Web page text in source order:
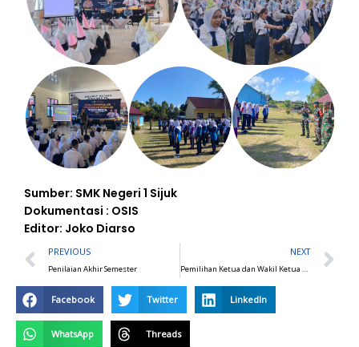
Sumber: SMK Negeri 1 Sijuk
Dokumentasi : OSIS
Editor: Joko Diarso
Prev
PREVIOUS
Penilaian Akhir Semester
NEXT
Pemilihan Ketua dan Wakil Ketua OSIS tahun ajaran 2023/2024
Facebook Twitter LinkedIn
WhatsApp Threads